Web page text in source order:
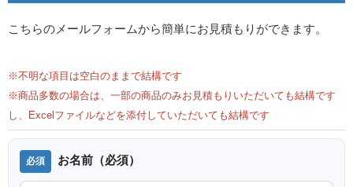
こちらのメールフォームから簡単にお見積もりができます。
※不明な項目は空白のままで結構です
※商品多数の場合は、一部の商品のみお見積もりいただいても結構です
し、Excelファイルなどを添付していただいても結構です
お名前（必須）